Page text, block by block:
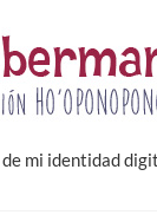
mi identidad